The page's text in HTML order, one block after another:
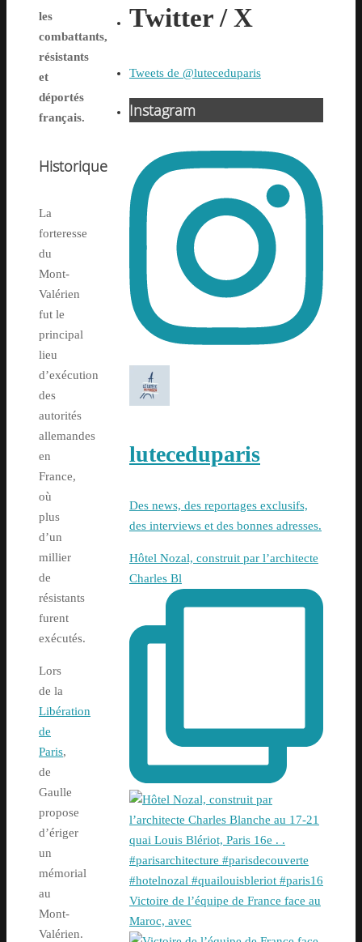
les
combattants,
résistants
et
déportés
français.
Historique
La
forteresse
du
Mont-
Valérien
fut le
principal
lieu
d’exécution
des
autorités
allemandes
en
France,
où
plus
d’un
millier
de
résistants
furent
exécutés.
Lors
de la
Libération
de
Paris,
de
Gaulle
propose
d’ériger
un
mémorial
au
Mont-
Valérien.
Twitter / X
Tweets de @luteceduparis
Instagram
luteceduparis
Des news, des reportages exclusifs,
des interviews et des bonnes adresses.
Hôtel Nozal, construit par l’architecte
Charles Bl
Victoire de l’équipe de France face au
Maroc, avec